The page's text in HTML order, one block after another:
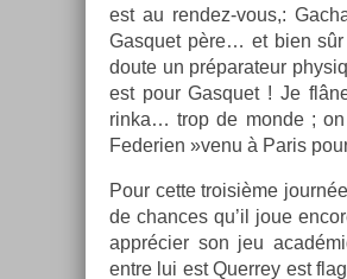
est au rendez-vous,:
Gas­quet père… et bien
doute un préparateur
est pour Gas­quet ! Je
rinka… trop de monde ;
Federi­en »venu à Paris
Pour cette troisiè­me
de chan­ces qu’il joue
apprécier son jeu
entre lui est Quer­rey est